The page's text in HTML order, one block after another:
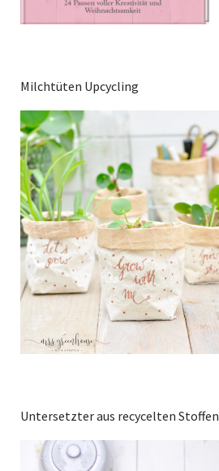
Milchtüten Upcycling
Untersetzter aus recycelten Stoffen